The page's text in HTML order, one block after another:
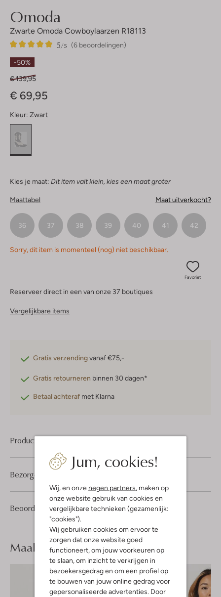
Jum, cookies!
Wij, en onze negen partners, maken op
onze website gebruik van cookies en
vergelijkbare technieken (gezamenlijk:
"cookies").
Wij gebruiken cookies om ervoor te
zorgen dat onze website goed
functioneert, om jouw voorkeuren op
te slaan, om inzicht te verkrijgen in
bezoekersgedrag en om een profiel op
te bouwen van jouw online gedrag voor
gepersonaliseerde advertenties. Door
Omoda
Zwarte Omoda Cowboylaarzen R18113
(6 beoordelingen)
5/5
6
5
Sterren
-50%
€ 139,95
€ 69,95
Kleur: Zwart
Kies je maat: Dit item valt klein, kies een maat groter
Maattabel Maat uitverkocht?
36 37 38 39 40 41 42
Sorry, dit item is momenteel (nog) niet beschikbaar.
Favoriet
Reserveer direct in een van onze 37 boutiques
Vergelijkbare items
Gratis verzendingvanaf €75,-
Gratis retourneren binnen 30 dagen*
Betaal achteraf met Klarna
Product informatie
Beoordelingen (6) 5/5
6
5
Bezorgen & retourneren
Maak jelook compleet